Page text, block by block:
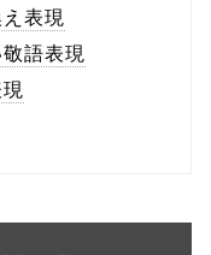
表現
語表現